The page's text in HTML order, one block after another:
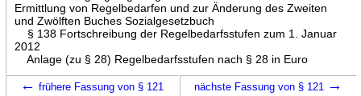
Ermittlung von Regelbedarfen und zur Änderung des Zweiten
und Zwölften Buches Sozialgesetzbuch
§ 138 Fortschreibung der Regelbedarfsstufen zum 1. Januar
2012
Anlage (zu § 28) Regelbedarfsstufen nach § 28 in Euro
← frühere Fassung von § 121 nächste Fassung von § 121 →